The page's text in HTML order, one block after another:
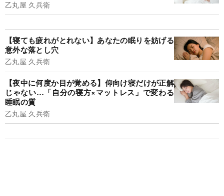
乙丸屋 久兵衛
【寝ても疲れがとれない】あなたの眠りを妨げる
意外な落とし穴
乙丸屋 久兵衛
【夜中に何度か目が覚める】仰向け寝だけが正解
じゃない…「自分の寝方×マットレス」で変わる
睡眠の質
乙丸屋 久兵衛